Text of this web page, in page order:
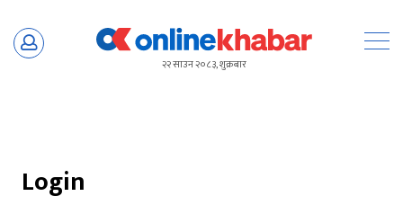
Skip
२२ साउन २०८३, शुक्रबार
Login